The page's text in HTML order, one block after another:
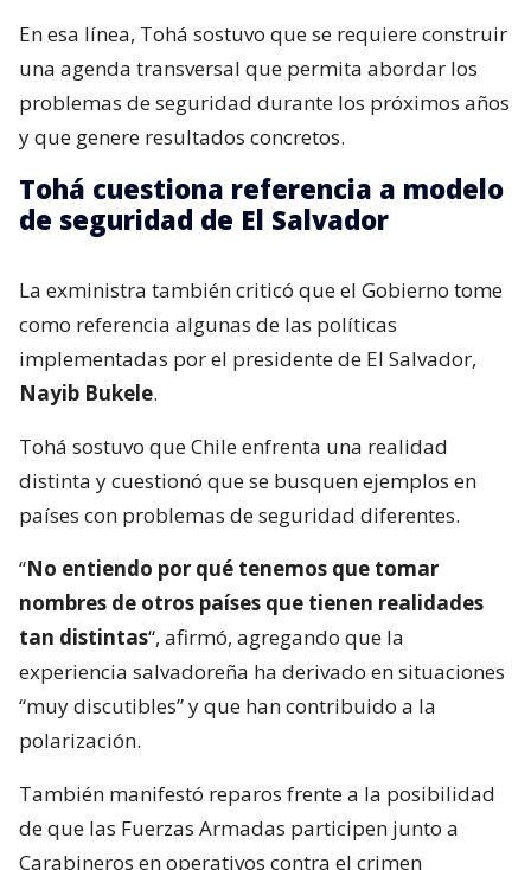
En esa línea, Tohá sostuvo que se requiere construir
una agenda transversal que permita abordar los
problemas de seguridad durante los próximos años
y que genere resultados concretos.
Tohá cuestiona referencia a modelo
de seguridad de El Salvador
La exministra también criticó que el Gobierno tome
como referencia algunas de las políticas
implementadas por el presidente de El Salvador,
Nayib Bukele.
Tohá sostuvo que Chile enfrenta una realidad
distinta y cuestionó que se busquen ejemplos en
países con problemas de seguridad diferentes.
“No entiendo por qué tenemos que tomar
nombres de otros países que tienen realidades
tan distintas“, afirmó, agregando que la
experiencia salvadoreña ha derivado en situaciones
“muy discutibles” y que han contribuido a la
polarización.
También manifestó reparos frente a la posibilidad
de que las Fuerzas Armadas participen junto a
Carabineros en operativos contra el crimen